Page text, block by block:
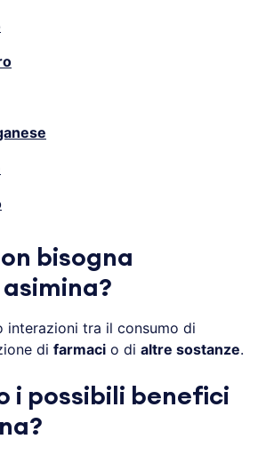
bisogna
interazioni tra il consumo di
di farmaci o di altre sostanze.
i possibili benefici